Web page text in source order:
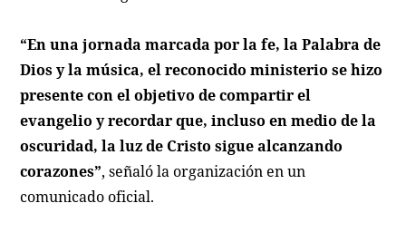
“En una jornada marcada por la fe, la Palabra de
Dios y la música, el reconocido ministerio se hizo
presente con el objetivo de compartir el
evangelio y recordar que, incluso en medio de la
oscuridad, la luz de Cristo sigue alcanzando
corazones”, señaló la organización en un
comunicado oficial.